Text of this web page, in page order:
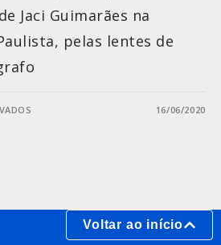
Jaci Guimarães na
pelas lentes de
16/06/2020
Voltar ao início